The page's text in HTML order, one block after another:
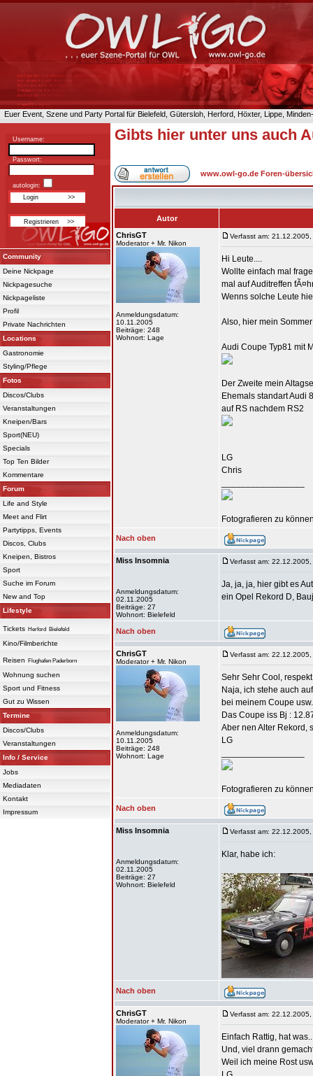
Euer Event, Szene und Party Portal für Bielefeld, Gütersloh, Herford, Höxter, Lippe,
Username:
Passwort:
autologin:
Community
Deine Nickpage
Nickpagesuche
Nickpageliste
Profil
Private Nachrichten
Locations
Gastronomie
Styling/Pflege
Fotos
Discos/Clubs
Veranstaltungen
Kneipen/Bars
Sport(NEU)
Specials
Top Ten Bilder
Kommentare
Forum
Life and Style
Meet and Flirt
Partytipps, Events
Discos, Clubs
Kneipen, Bistros
Sport
Suche im Forum
New and Top
Lifestyle
Tickets Herford Bielefeld
Kino/Filmberichte
Reisen Flughafen Paderborn
Wohnung suchen
Sport und Fitness
Gut zu Wissen
Termine
Discos/Clubs
Veranstaltungen
Info / Service
Jobs
Mediadaten
Kontakt
Impressum
Gibts hier unter uns auch
www.owl-go.de Foren-
Autor
ChrisGT
Moderator + Mr. Nikon
Anmeldungsdatum:
10.11.2005
Beiträge: 248
Wohnort: Lage
Verfasst am:
Hi Leute....
Wollte einfach mal
mal auf Auditreffen
Wenns solche Leute
Also, hier mein
Audi Coupe Typ81 mit
Der Zweite mein
Ehemals standart Audi
auf RS nachdem RS2
LG
Chris
Fotografieren zu
Nach oben
Miss Insomnia
Anmeldungsdatum:
02.11.2005
Beiträge: 27
Wohnort: Bielefeld
Verfasst am:
Ja, ja, ja, hier gibt es
ein Opel Rekord D,
Nach oben
ChrisGT
Moderator + Mr. Nikon
Anmeldungsdatum:
10.11.2005
Beiträge: 248
Wohnort: Lage
Verfasst am:
Sehr Sehr Cool,
Naja, ich stehe auch
bei meinem Coupe
Das Coupe iss Bj :
Aber nen Alter Rekord,
LG
Fotografieren zu
Nach oben
Miss Insomnia
Anmeldungsdatum:
02.11.2005
Beiträge: 27
Wohnort: Bielefeld
Verfasst am:
Klar, habe ich:
Nach oben
ChrisGT
Moderator + Mr. Nikon
Verfasst am:
Einfach Rattig, hat
Und, viel drann
Weil ich meine Rost